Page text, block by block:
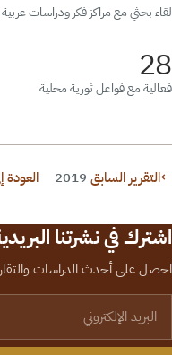
لقاء بحثي مع مراكز فكر ودراسات عربية
28
فعالية مع فواعل ثورية محلية
←التقرير السابق 2019 العودة
اشترك في نشرتنا
احصل على أحدث الدراسات